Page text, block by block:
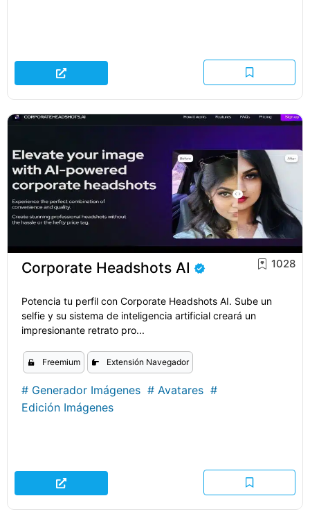
Corporate Headshots AI 1028
Potencia tu perfil con Corporate Headshots AI. Sube un
selfie y su sistema de inteligencia artificial creará un
impresionante retrato pro...
Freemium Extensión Navegador
# Generador Imágenes # Avatares #
Edición Imágenes